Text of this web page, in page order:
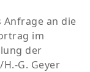
der
Anfrage an die
im
der
G. Geyer